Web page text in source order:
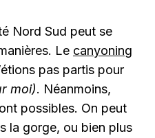
Nord Sud peut se
Le canyoning
pas partis pour
moi). Néanmoins,
possibles. On peut
la gorge, ou bien plus